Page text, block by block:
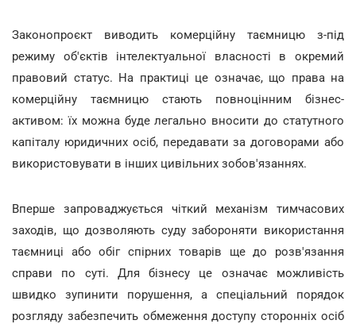
Законопроєкт виводить комерційну таємницю з-під
режиму об'єктів інтелектуальної власності в окремий
правовий статус. На практиці це означає, що права на
комерційну таємницю стають повноцінним бізнес-
активом: їх можна буде легально вносити до статутного
капіталу юридичних осіб, передавати за договорами або
використовувати в інших цивільних зобов'язаннях.
Вперше запроваджується чіткий механізм тимчасових
заходів, що дозволяють суду забороняти використання
таємниці або обіг спірних товарів ще до розв'язання
справи по суті. Для бізнесу це означає можливість
швидко зупинити порушення, а спеціальний порядок
розгляду забезпечить обмеження доступу сторонніх осіб